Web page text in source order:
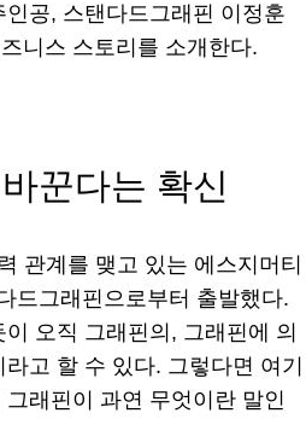
공, 스탠다드그래핀 이정훈
니스 스토리를 소개한다.
꾼다는 확신
관계를 맺고 있는 에스지머티
드그래핀으로부터 출발했다.
오직 그래핀의, 그래핀에 의
고 할 수 있다. 그렇다면 여기
래핀이 과연 무엇이란 말인